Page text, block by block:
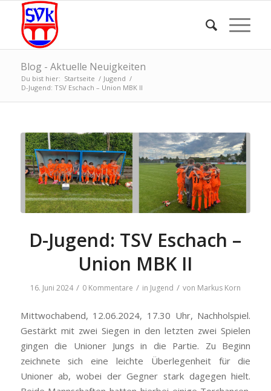
Blog - Aktuelle Neuigkeiten
Du bist hier: Startseite / Jugend /
D-Jugend: TSV Eschach – Union MBK II
D-Jugend: TSV Eschach –
Union MBK II
16. Juni 2024 / 0 Kommentare / in Jugend / von Markus Korn
Mittwochabend, 12.06.2024, 17.30 Uhr, Nachholspiel.
Gestärkt mit zwei Siegen in den letzten zwei Spielen
gingen die Unioner Jungs in die Partie. Zu Beginn
zeichnete sich eine leichte Überlegenheit für die
Unioner ab, wobei der Gegner stark dagegen hielt.